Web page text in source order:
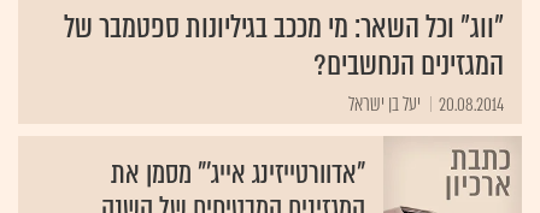
"ווג" וכל השאר: מי מככב בגיליונות ספטמבר של
המגזינים הנחשבים?
20.08.2014 יעל בן ישראל
"אדוורטייזינג אייג'" מסמן את